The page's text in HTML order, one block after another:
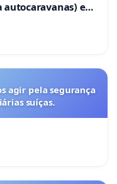
autocaravanas) em
agir pela segurança
suíças.